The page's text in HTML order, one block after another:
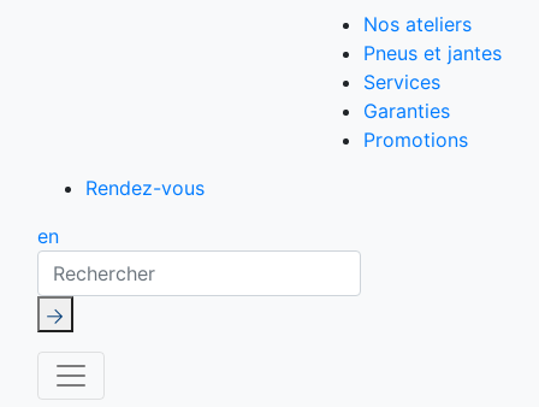
Nos ateliers
Pneus et jantes
Services
Garanties
Promotions
Rendez-vous
en
Rechercher